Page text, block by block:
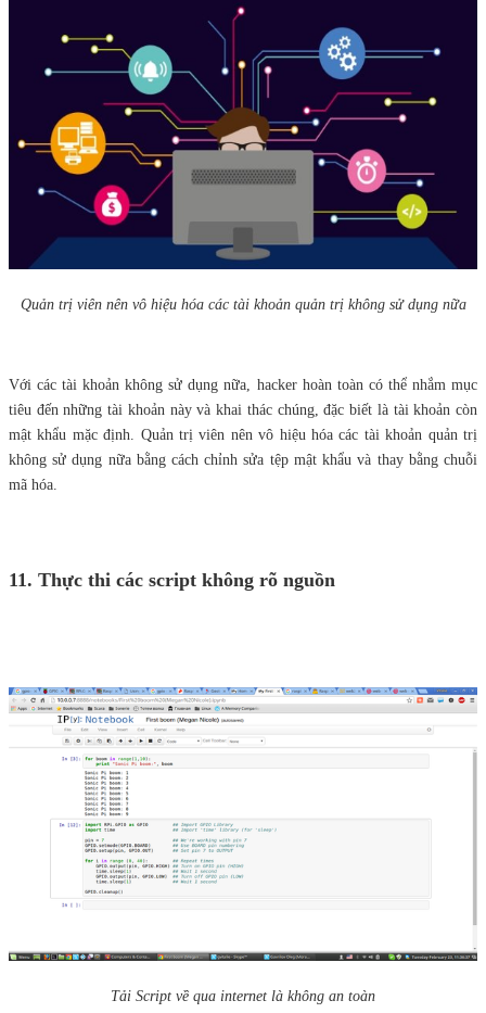
Quản trị viên nên vô hiệu hóa các tài khoản quản trị không sử dụng nữa
Với các tài khoản không sử dụng nữa, hacker hoàn toàn có thể nhắm mục
tiêu đến những tài khoản này và khai thác chúng, đặc biết là tài khoản còn
mật khẩu mặc định. Quản trị viên nên vô hiệu hóa các tài khoản quản trị
không sử dụng nữa bằng cách chỉnh sửa tệp mật khẩu và thay bằng chuỗi
mã hóa.
11. Thực thi các script không rõ nguồn
Tải Script về qua internet là không an toàn